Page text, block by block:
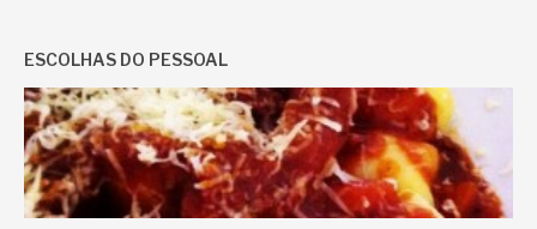
ESCOLHAS DO PESSOAL